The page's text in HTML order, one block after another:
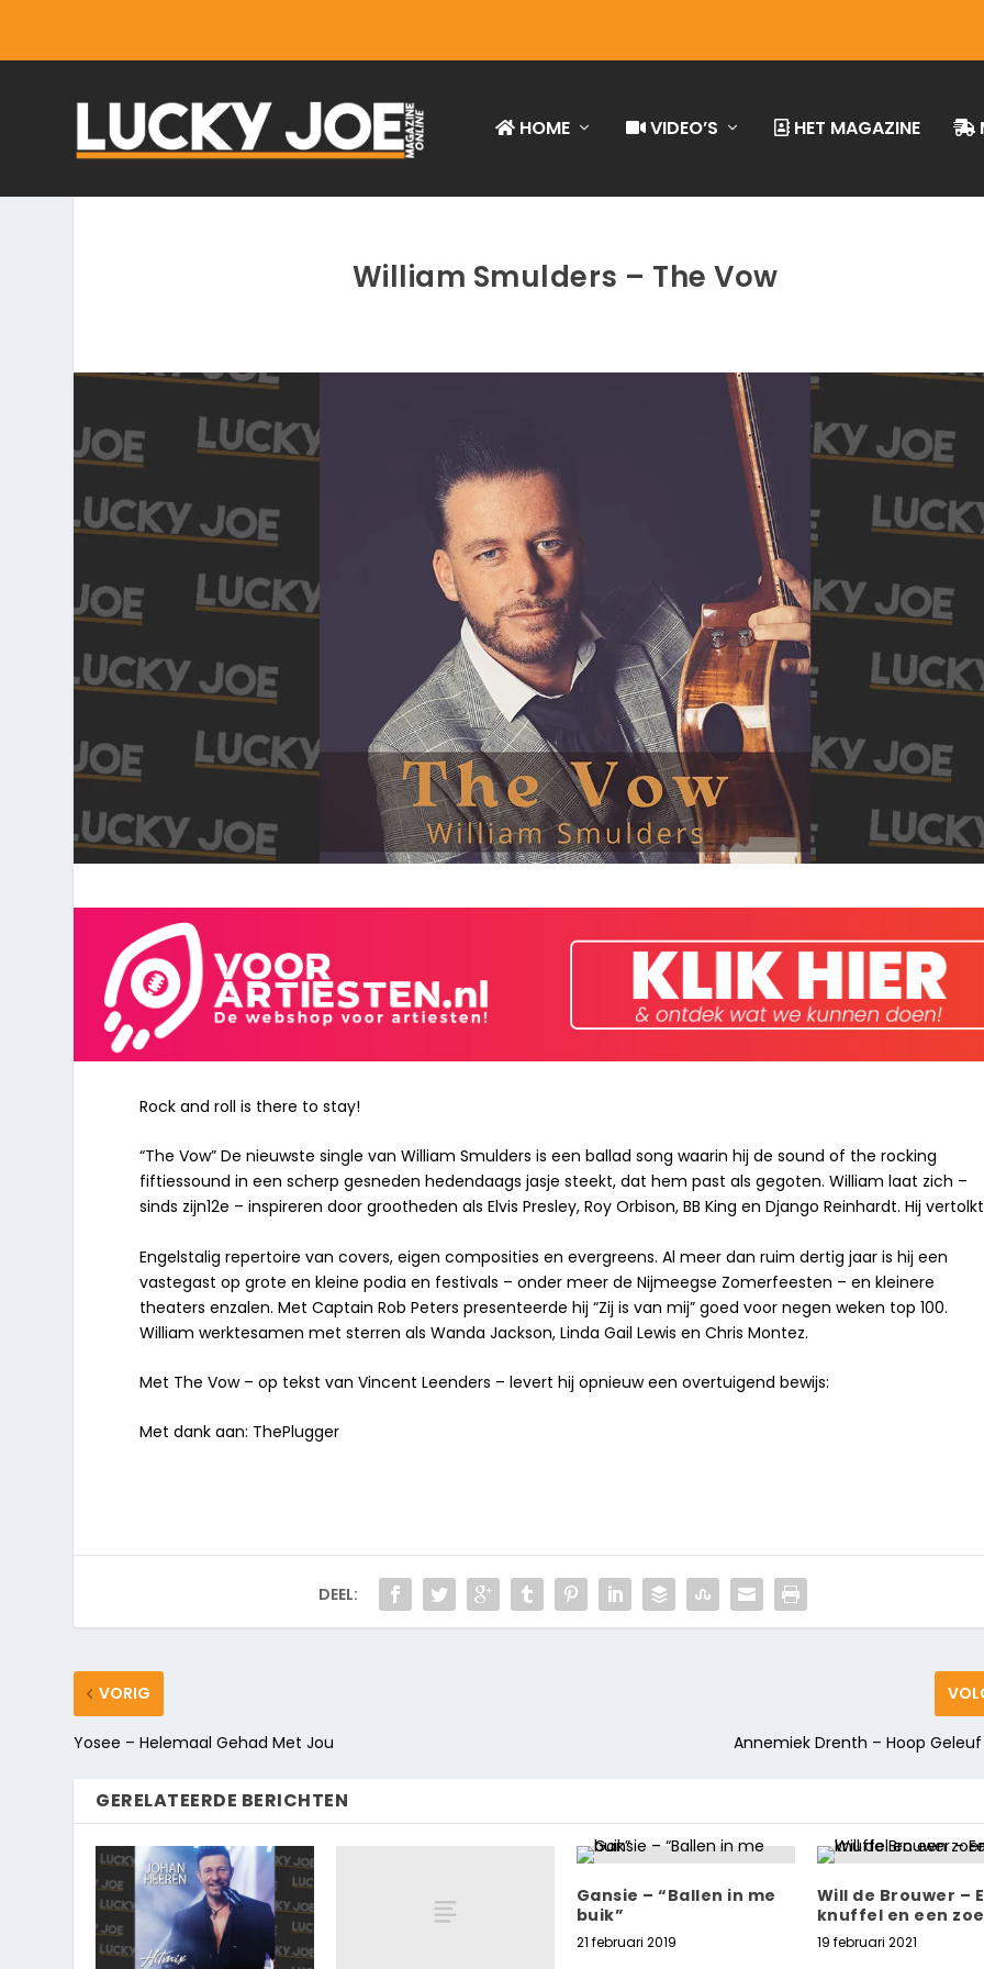
HOME VIDEO’S HET MAGAZINE
William Smulders – The Vow
Rock and roll is there to stay!
“The Vow” De nieuwste single van William Smulders is een ballad song waarin hij de sound of the rocking
fiftiessound in een scherp gesneden hedendaags jasje steekt, dat hem past als gegoten. William laat zich –
sinds zijn12e – inspireren door grootheden als Elvis Presley, Roy Orbison, BB King en Django Reinhardt. Hij vertolkt
Engelstalig repertoire van covers, eigen composities en evergreens. Al meer dan ruim dertig jaar is hij een
vastegast op grote en kleine podia en festivals – onder meer de Nijmeegse Zomerfeesten – en kleinere
theaters enzalen. Met Captain Rob Peters presenteerde hij “Zij is van mij” goed voor negen weken top 100.
William werktesamen met sterren als Wanda Jackson, Linda Gail Lewis en Chris Montez.
Met The Vow – op tekst van Vincent Leenders – levert hij opnieuw een overtuigend bewijs:
Met dank aan: ThePlugger
DEEL:
VORIG
Yosee – Helemaal Gehad Met Jou Annemiek Drenth – Hoop
GERELATEERDE BERICHTEN
Gansie – “Ballen in me
buik”
21 februari 2019
Will de Brouwer –
knuffel en een
19 februari 2021